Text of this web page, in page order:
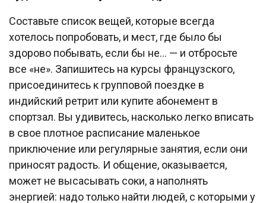
Составьте список вещей, которые всегда
хотелось попробовать, и мест, где было бы
здорово побывать, если бы не… — и отбросьте
все «не». Запишитесь на курсы французского,
присоединитесь к групповой поездке в
индийский ретрит или купите абонемент в
спортзал. Вы удивитесь, насколько легко вписать
в свое плотное расписание маленькое
приключение или регулярные занятия, если они
приносят радость. И общение, оказывается,
может не высасывать соки, а наполнять
энергией: надо только найти людей, с которыми у